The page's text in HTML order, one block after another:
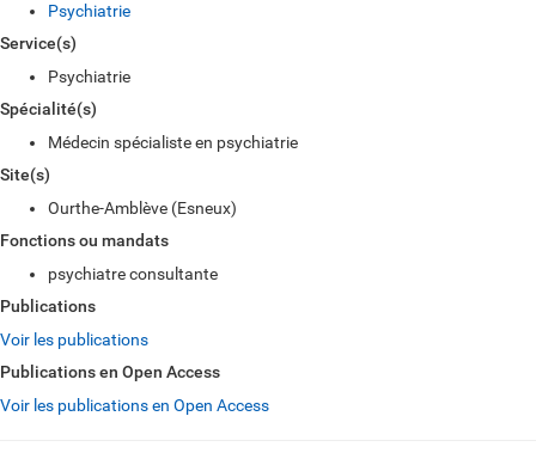
Psychiatrie
Service(s)
Psychiatrie
Spécialité(s)
Médecin spécialiste en psychiatrie
Site(s)
Ourthe-Amblève (Esneux)
Fonctions ou mandats
psychiatre consultante
Publications
Voir les publications
Publications en Open Access
Voir les publications en Open Access